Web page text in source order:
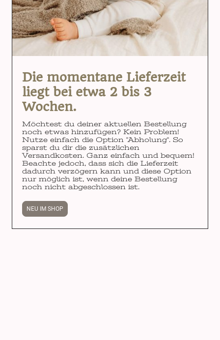
Die momentane Lieferzeit
liegt bei etwa 2 bis 3
Wochen.
Möchtest du deiner aktuellen Bestellung
noch etwas hinzufügen? Kein Problem!
Nutze einfach die Option "Abholung". So
sparst du dir die zusätzlichen
Versandkosten. Ganz einfach und bequem!
Beachte jedoch, dass sich die Lieferzeit
dadurch verzögern kann und diese Option
nur möglich ist, wenn deine Bestellung
noch nicht abgeschlossen ist.
NEU IM SHOP